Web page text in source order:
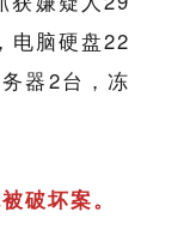
电脑硬盘22
器2台，冻
破坏案。